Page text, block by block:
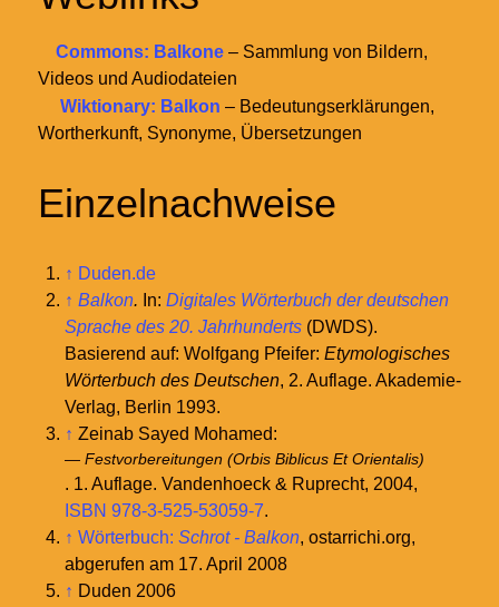
Commons: Balkone – Sammlung von Bildern,
Videos und Audiodateien
Wiktionary: Balkon – Bedeutungserklärungen,
Wortherkunft, Synonyme, Übersetzungen
Einzelnachweise
↑ Duden.de
↑ Balkon. In: Digitales Wörterbuch der deutschen
Sprache des 20. Jahrhunderts (DWDS).
Basierend auf: Wolfgang Pfeifer: Etymologisches
Wörterbuch des Deutschen, 2. Auflage. Akademie-
Verlag, Berlin 1993.
↑ Zeinab Sayed Mohamed:
Festvorbereitungen (Orbis Biblicus Et Orientalis)
. 1. Auflage. Vandenhoeck & Ruprecht, 2004,
ISBN 978-3-525-53059-7.
↑ Wörterbuch: Schrot - Balkon, ostarrichi.org,
abgerufen am 17. April 2008
↑ Duden 2006